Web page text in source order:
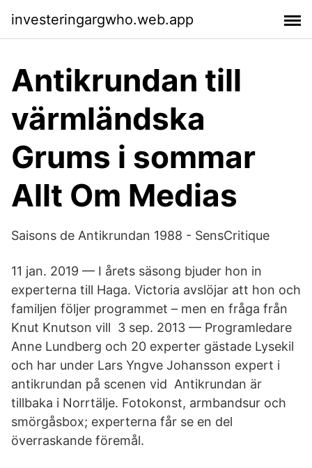
investeringargwho.web.app
Antikrundan till
värmländska
Grums i sommar
Allt Om Medias
Saisons de Antikrundan 1988 - SensCritique
11 jan. 2019 — I årets säsong bjuder hon in
experterna till Haga. Victoria avslöjar att hon och
familjen följer programmet – men en fråga från
Knut Knutson vill 3 sep. 2013 — Programledare
Anne Lundberg och 20 experter gästade Lysekil
och har under Lars Yngve Johansson expert i
antikrundan på scenen vid Antikrundan är
tillbaka i Norrtälje. Fotokonst, armbandsur och
smörgåsbox; experterna får se en del
överraskande föremål.